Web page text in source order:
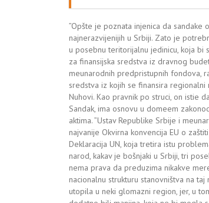
”Opšte je poznata injenica da sandake
najnerazvijenijih u Srbiji. Zato je
u posebnu teritorijalnu jedinicu, koja bi
za finansijska sredstva iz dravnog
meunarodnih predpristupnih fondova,
sredstva iz kojih se finansira regionalni
Nuhovi. Kao pravnik po struci, on istie
Sandak, ima osnovu u domeem
aktima. ”Ustav Republike Srbije i
najvanije Okvirna konvencija EU o
Deklaracija UN, koja tretira istu
narod, kakav je bošnjaki u Srbiji, tri
nema prava da preduzima nikakve
nacionalnu strukturu stanovništva na
utopila u neki glomazni region, jer, u